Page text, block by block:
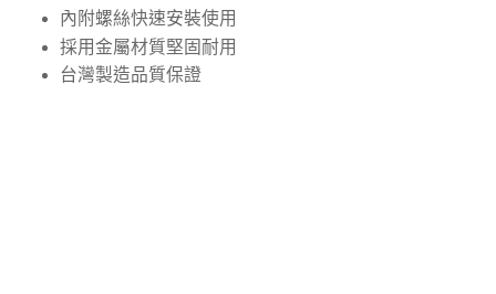
內附螺絲快速安裝使用
採用金屬材質堅固耐用
台灣製造品質保證